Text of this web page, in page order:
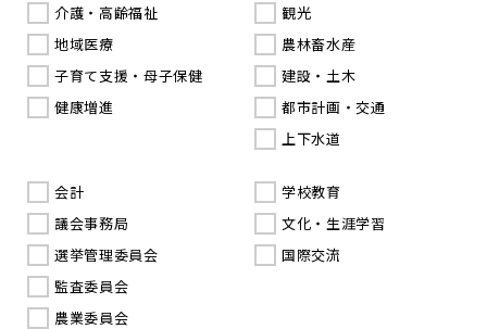
介護・高齢福祉
地域医療
子育て支援・母子保健
健康増進
観光
農林畜水産
建設・土木
都市計画・交通
上下水道
会計
議会事務局
選挙管理委員会
監査委員会
農業委員会
学校教育
文化・生涯学習
国際交流